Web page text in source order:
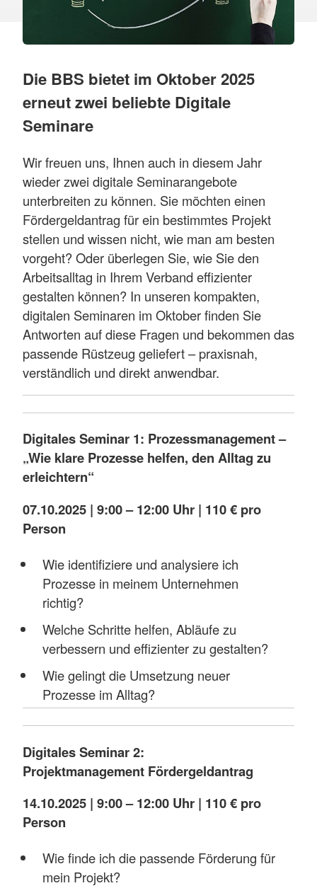
Die BBS bietet im Oktober 2025
erneut zwei beliebte Digitale
Seminare
Wir freuen uns, Ihnen auch in diesem Jahr
wieder zwei digitale Seminarangebote
unterbreiten zu können. Sie möchten einen
Fördergeldantrag für ein bestimmtes Projekt
stellen und wissen nicht, wie man am besten
vorgeht? Oder überlegen Sie, wie Sie den
Arbeitsalltag in Ihrem Verband effizienter
gestalten können? In unseren kompakten,
digitalen Seminaren im Oktober finden Sie
Antworten auf diese Fragen und bekommen das
passende Rüstzeug geliefert – praxisnah,
verständlich und direkt anwendbar.
Digitales Seminar 1: Prozessmanagement –
„Wie klare Prozesse helfen, den Alltag zu
erleichtern“
07.10.2025 | 9:00 – 12:00 Uhr | 110 € pro
Person
Wie identifiziere und analysiere ich
Prozesse in meinem Unternehmen
richtig?
Welche Schritte helfen, Abläufe zu
verbessern und effizienter zu gestalten?
Wie gelingt die Umsetzung neuer
Prozesse im Alltag?
Digitales Seminar 2:
Projektmanagement Fördergeldantrag
14.10.2025 | 9:00 – 12:00 Uhr | 110 € pro
Person
Wie finde ich die passende Förderung für
mein Projekt?